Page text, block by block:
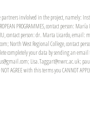
invlolved in the project, namely:
PROGRAMMES, contact
person: dr. Marta Licardo, email:
North West Regional College, contact
completely your data by sending an
Lisa.Taggart@nwrc.ac.uk;
AGREE with this terms you CANNOT